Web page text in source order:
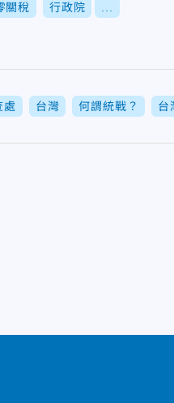
關稅 行政院
處 台灣 何謂統戰？ 台